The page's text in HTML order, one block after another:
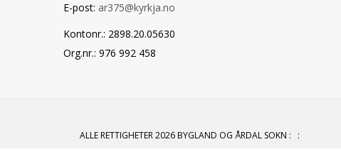
E-post: ar375@kyrkja.no
Kontonr.: 2898.20.05630
Org.nr.: 976 992 458
ALLE RETTIGHETER 2026 BYGLAND OG ÅRDAL SOKN : :